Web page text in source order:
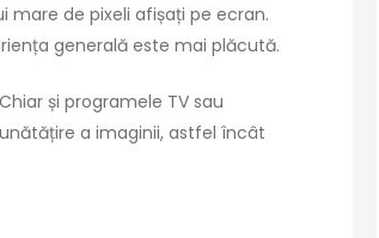
mare de pixeli afișați pe ecran.
generală este mai plăcută.
și programele TV sau
a imaginii, astfel încât